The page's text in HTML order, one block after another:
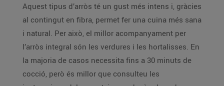
Aquest tipus d’arròs té un gust més intens i, gràcies
al contingut en fibra, permet fer una cuina més sana
i natural. Per això, el millor acompanyament per
l’arròs integral són les verdures i les hortalisses. En
la majoria de casos necessita fins a 30 minuts de
cocció, però és millor que consulteu les